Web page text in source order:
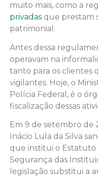
muito mais, como a
privadas que prestam
patrimonial.
Antes dessa
operavam na
tanto para os clientes
vigilantes. Hoje, o
Polícia Federal, é o
fiscalização dessas
Em 9 de setembro de
Inácio Lula da Silva
que institui o Estatuto
Segurança das
legislação substitui a